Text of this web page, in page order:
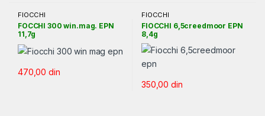
FIOCCHI
FOCCHI 300 win.mag. EPN
11,7g
470,00din
FIOCCHI
FIOCCHI 6,5creedmoor EPN
8,4g
350,00din